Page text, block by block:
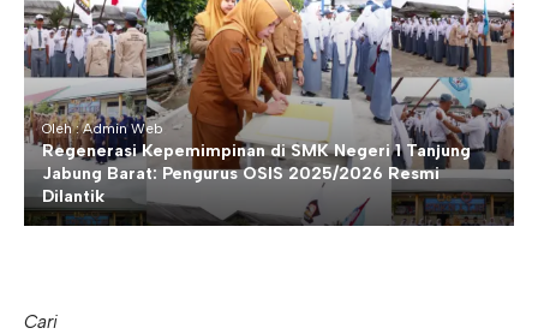
Oleh : Admin Web
Regenerasi Kepemimpinan di SMK Negeri 1 Tanjung
Jabung Barat: Pengurus OSIS 2025/2026 Resmi
Dilantik
Cari